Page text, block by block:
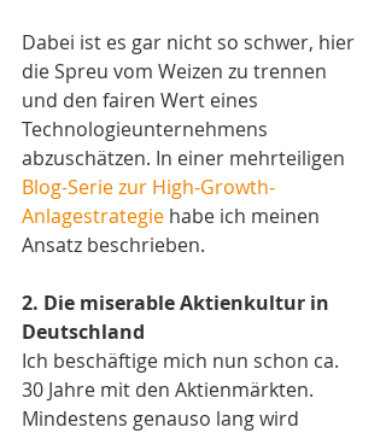
Dabei ist es gar nicht so schwer, hier
die Spreu vom Weizen zu trennen
und den fairen Wert eines
Technologieunternehmens
abzuschätzen. In einer mehrteiligen
Blog-Serie zur High-Growth-
Anlagestrategie habe ich meinen
Ansatz beschrieben.
2. Die miserable Aktienkultur in
Deutschland
Ich beschäftige mich nun schon ca.
30 Jahre mit den Aktienmärkten.
Mindestens genauso lang wird